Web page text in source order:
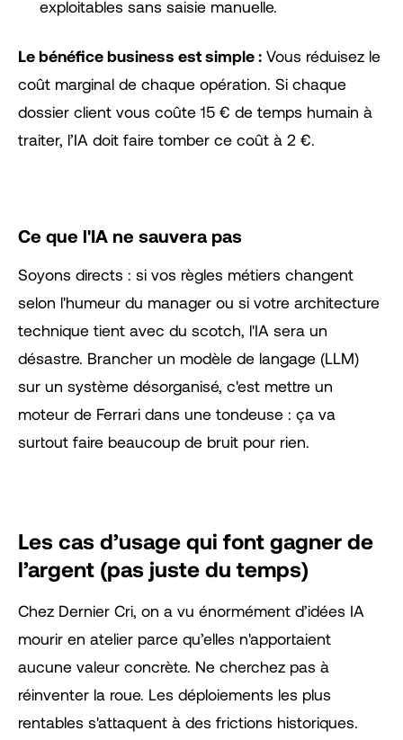
exploitables sans saisie manuelle.
Le bénéfice business est simple : Vous réduisez le
coût marginal de chaque opération. Si chaque
dossier client vous coûte 15 € de temps humain à
traiter, l’IA doit faire tomber ce coût à 2 €.
Ce que l'IA ne sauvera pas
Soyons directs : si vos règles métiers changent
selon l'humeur du manager ou si votre architecture
technique tient avec du scotch, l'IA sera un
désastre. Brancher un modèle de langage (LLM)
sur un système désorganisé, c'est mettre un
moteur de Ferrari dans une tondeuse : ça va
surtout faire beaucoup de bruit pour rien.
Les cas d’usage qui font gagner de
l’argent (pas juste du temps)
Chez Dernier Cri, on a vu énormément d’idées IA
mourir en atelier parce qu’elles n'apportaient
aucune valeur concrète. Ne cherchez pas à
réinventer la roue. Les déploiements les plus
rentables s'attaquent à des frictions historiques.